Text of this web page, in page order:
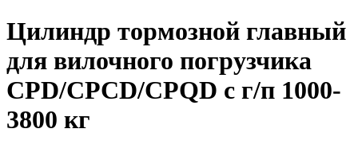
Цилиндр тормозной главный
для вилочного погрузчика
CPD/CPCD/CPQD с г/п 1000-
3800 кг